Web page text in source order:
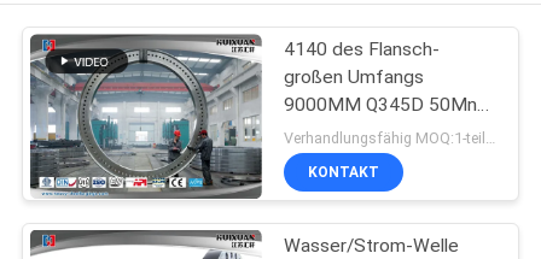
PRODUKTE
VIDEOS
ÜBER
UNS
4140 des Flansch-
großen Umfangs
9000MM Q345D 50Mn
industrieller
geschmiedeter
Durchmesser
Verhandlungsfähig MOQ:1-teilig
KONTAKT
Wasser/Strom-Welle